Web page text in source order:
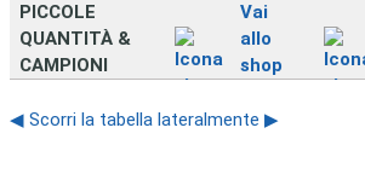
PICCOLE
QUANTITÀ &
CAMPIONI
Vai
allo
shop
◀ Scorri la tabella lateralmente ▶